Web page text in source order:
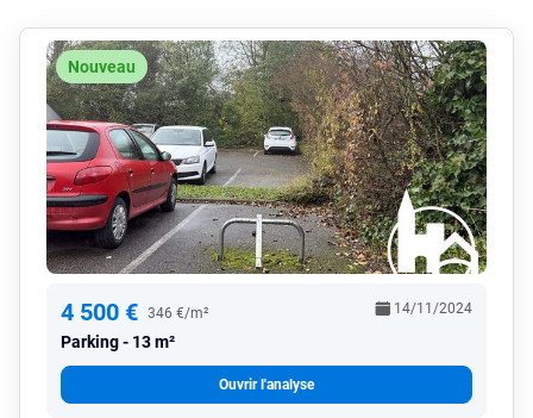
Nouveau
4 500 € 346 €/m²
Parking 13 m²
14/11/2024
Ouvrir l'analyse